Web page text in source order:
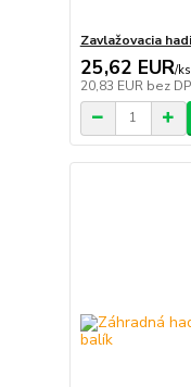
Zavlažovacia
25,62 EUR/ks
20,83 EUR bez